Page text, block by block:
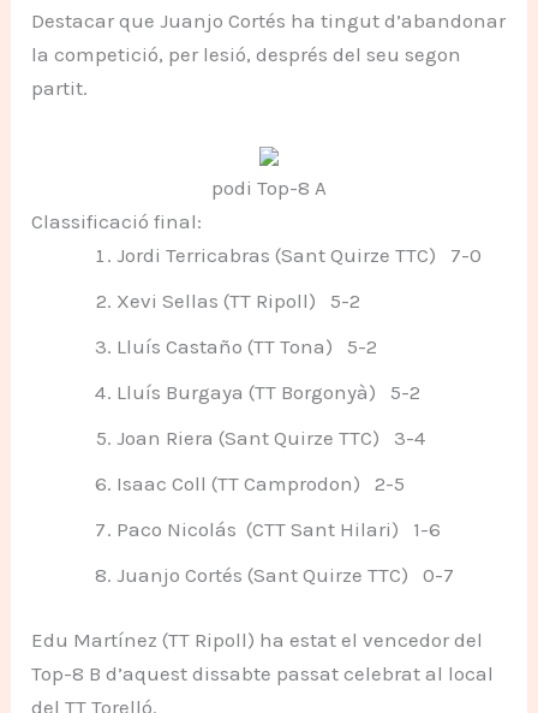
Destacar que Juanjo Cortés ha tingut d’abandonar
la competició, per lesió, després del seu segon
partit.
podi Top-8 A
Classificació final:
Jordi Terricabras (Sant Quirze TTC) 7-0
Xevi Sellas (TT Ripoll) 5-2
Lluís Castaño (TT Tona) 5-2
Lluís Burgaya (TT Borgonyà) 5-2
Joan Riera (Sant Quirze TTC) 3-4
Isaac Coll (TT Camprodon) 2-5
Paco Nicolás (CTT Sant Hilari) 1-6
Juanjo Cortés (Sant Quirze TTC) 0-7
Edu Martínez (TT Ripoll) ha estat el vencedor del
Top-8 B d’aquest dissabte passat celebrat al local
del TT Torelló.